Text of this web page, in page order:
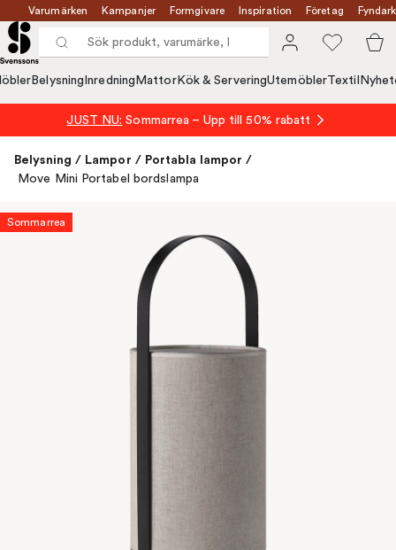
Varumärken Kampanjer Formgivare Inspiration Företag
Belysning Inredning MattorKök & ServeringUtemöblerTextil
JUST NU: Sommarrea – Upp till 50% rabatt
Belysning / Lampor / Portabla lampor /
Move Mini Portabel bordslampa
Sommarrea